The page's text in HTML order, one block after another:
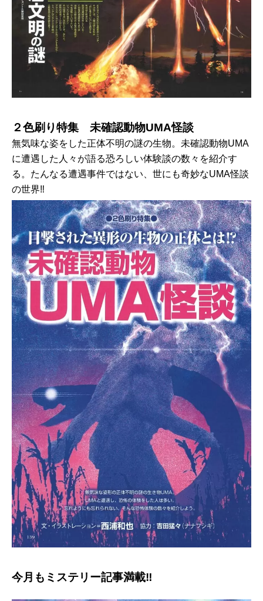
２色刷り特集 未確認動物UMA怪談
無気味な姿をした正体不明の謎の生物。未確認動物UMA
に遭遇した人々が語る恐ろしい体験談の数々を紹介す
る。たんなる遭遇事件ではない、世にも奇妙なUMA怪談
の世界‼
今月もミステリー記事満載‼